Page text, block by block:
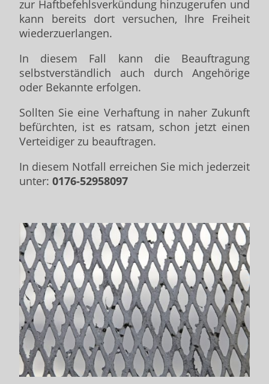
zur Haftbefehlsverkündung hinzugerufen und
kann bereits dort versuchen, Ihre Freiheit
wiederzuerlangen.
In diesem Fall kann die Beauftragung
selbstverständlich auch durch Angehörige
oder Bekannte erfolgen.
Sollten Sie eine Verhaftung in naher Zukunft
befürchten, ist es ratsam, schon jetzt einen
Verteidiger zu beauftragen.
In diesem Notfall erreichen Sie mich jederzeit
unter: 0176-52958097